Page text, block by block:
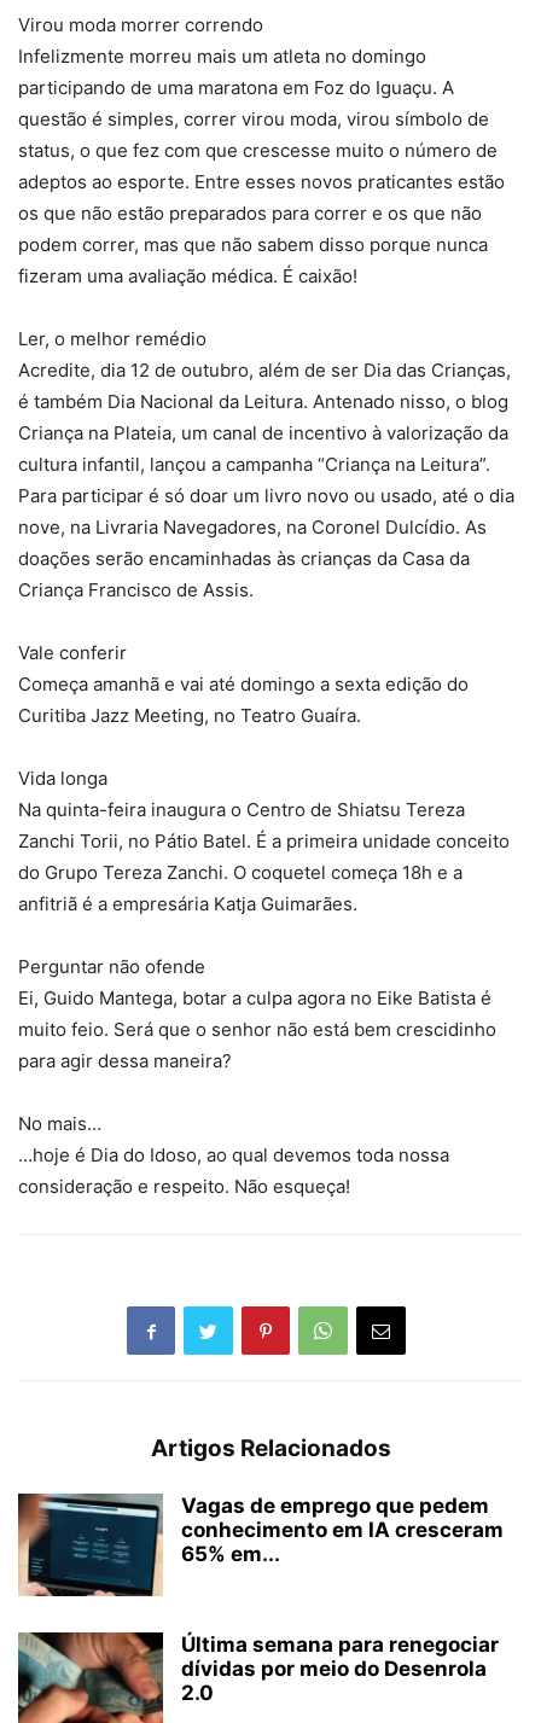
Virou moda morrer correndo
Infelizmente morreu mais um atleta no domingo
participando de uma maratona em Foz do Iguaçu. A
questão é simples, correr virou moda, virou símbolo de
status, o que fez com que crescesse muito o número de
adeptos ao esporte. Entre esses novos praticantes estão
os que não estão preparados para correr e os que não
podem correr, mas que não sabem disso porque nunca
fizeram uma avaliação médica. É caixão!
Ler, o melhor remédio
Acredite, dia 12 de outubro, além de ser Dia das Crianças,
é também Dia Nacional da Leitura. Antenado nisso, o blog
Criança na Plateia, um canal de incentivo à valorização da
cultura infantil, lançou a campanha “Criança na Leitura”.
Para participar é só doar um livro novo ou usado, até o dia
nove, na Livraria Navegadores, na Coronel Dulcídio. As
doações serão encaminhadas às crianças da Casa da
Criança Francisco de Assis.
Vale conferir
Começa amanhã e vai até domingo a sexta edição do
Curitiba Jazz Meeting, no Teatro Guaíra.
Vida longa
Na quinta-feira inaugura o Centro de Shiatsu Tereza
Zanchi Torii, no Pátio Batel. É a primeira unidade conceito
do Grupo Tereza Zanchi. O coquetel começa 18h e a
anfitriã é a empresária Katja Guimarães.
Perguntar não ofende
Ei, Guido Mantega, botar a culpa agora no Eike Batista é
muito feio. Será que o senhor não está bem crescidinho
para agir dessa maneira?
No mais…
…hoje é Dia do Idoso, ao qual devemos toda nossa
consideração e respeito. Não esqueça!
Artigos Relacionados
Vagas de emprego que pedem
conhecimento em IA cresceram
65% em...
Última semana para renegociar
dívidas por meio do Desenrola
2.0